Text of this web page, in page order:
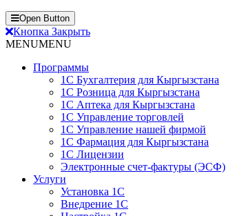
Open Button
Кнопка Закрыть
MENUMENU
Программы
1С Бухгалтерия для Кыргызстана
1С Розница для Кыргызстана
1С Аптека для Кыргызстана
1С Управление торговлей
1С Управление нашей фирмой
1С Фармация для Кыргызстана
1С Лицензии
Электронные счет-фактуры (ЭСФ)
Услуги
Установка 1С
Внедрение 1С